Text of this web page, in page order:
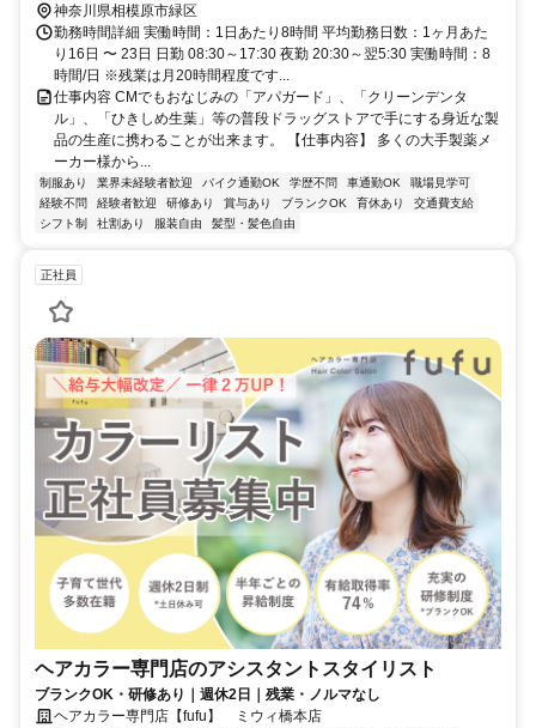
神奈川県相模原市緑区
勤務時間詳細 実働時間：1日あたり8時間 平均勤務日数：1ヶ月あた
り16日 〜 23日 日勤 08:30～17:30 夜勤 20:30～翌5:30 実働時間：8
時間/日 ※残業は月20時間程度です...
仕事内容 CMでもおなじみの「アパガード」、「クリーンデンタ
ル」、「ひきしめ生葉」等の普段ドラッグストアで手にする身近な製
品の生産に携わることが出来ます。 【仕事内容】 多くの大手製薬メ
ーカー様から...
制服あり 業界未経験者歓迎 バイク通勤OK 学歴不問 車通勤OK
職場見学可
経験不問
経験者歓迎 研修あり 賞与あり ブランクOK 育休あり
交通費支給
シフト制
社割あり 服装自由 髪型・髪色自由
正社員
ヘアカラー専門店のアシスタントスタイリスト
ブランクOK・研修あり｜週休2日｜残業・ノルマなし
ヘアカラー専門店【fufu】 ミウィ橋本店